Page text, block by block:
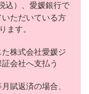
込）、愛媛銀行で
ただいている方
ます。
株式会社愛媛ジ
会社へ支払う
賦返済の場合、